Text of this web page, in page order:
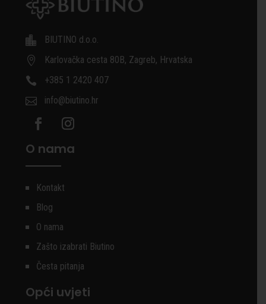

BIUTINO d.o.o.

Karlovačka cesta 80B, Zagreb, Hrvatska

+385 1 2420 407

info@biutino.hr
O nama
Kontakt
Blog
O nama
Zašto izabrati Biutino
Česta pitanja
Opći uvjeti